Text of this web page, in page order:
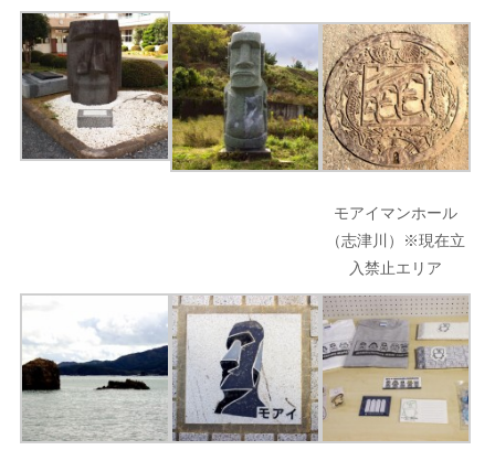
モアイマンホール
（志津川）※現在立
入禁止エリア